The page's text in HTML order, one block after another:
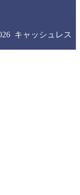
キャッシュレス